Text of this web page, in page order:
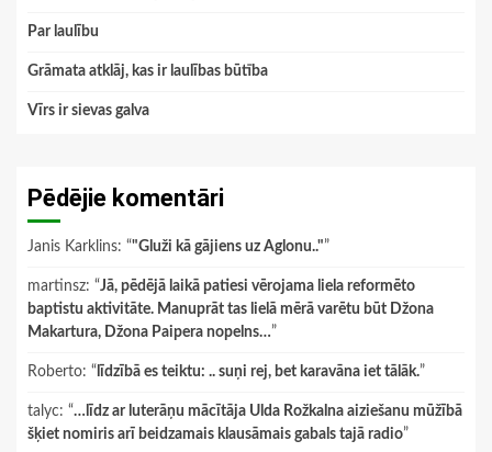
Par laulību
Grāmata atklāj, kas ir laulības būtība
Vīrs ir sievas galva
Pēdējie komentāri
Janis Karklins: “"Gluži kā gājiens uz Aglonu.."”
martinsz: “Jā, pēdējā laikā patiesi vērojama liela reformēto
baptistu aktivitāte. Manuprāt tas lielā mērā varētu būt Džona
Makartura, Džona Paipera nopelns…”
Roberto: “ līdzībā es teiktu: .. suņi rej, bet karavāna iet tālāk.”
talyc: “…līdz ar luterāņu mācītāja Ulda Rožkalna aiziešanu mūžībā
šķiet nomiris arī beidzamais klausāmais gabals tajā radio”